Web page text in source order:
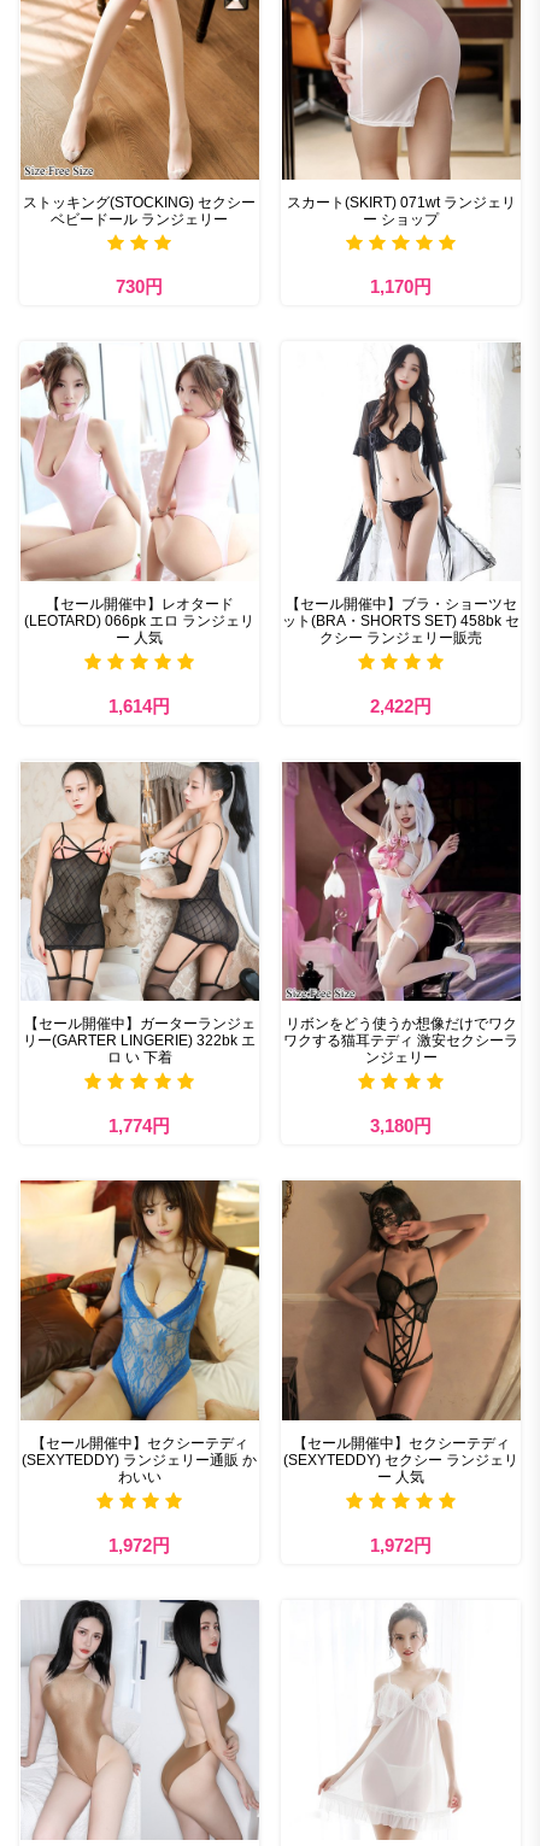
ストッキング(STOCKING) セクシー
ベビードール ランジェリー
730円
スカート(SKIRT) 071wt ランジェリ
ー ショップ
1,170円
【セール開催中】レオタード
(LEOTARD) 066pk エロ ランジェリ
ー 人気
1,614円
【セール開催中】ブラ・ショーツセ
ット(BRA・SHORTS SET) 458bk セ
クシー ランジェリー販売
2,422円
【セール開催中】ガーターランジェ
リー(GARTER LINGERIE) 322bk エ
ロ い 下着
1,774円
リボンをどう使うか想像だけでワク
ワクする猫耳テディ 激安セクシーラ
ンジェリー
3,180円
【セール開催中】セクシーテディ
(SEXYTEDDY) ランジェリー通販 か
わいい
1,972円
【セール開催中】セクシーテディ
(SEXYTEDDY) セクシー ランジェリ
ー 人気
1,972円